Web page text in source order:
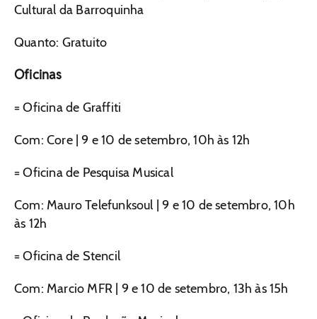
Cultural da Barroquinha
Quanto: Gratuito
Oficinas
= Oficina de Graffiti
Com: Core | 9 e 10 de setembro, 10h às 12h
= Oficina de Pesquisa Musical
Com: Mauro Telefunksoul | 9 e 10 de setembro, 10h
às 12h
= Oficina de Stencil
Com: Marcio MFR | 9 e 10 de setembro, 13h às 15h